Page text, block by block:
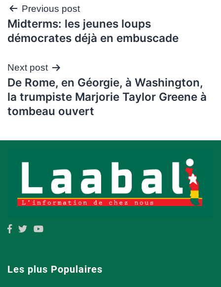
Navigation
de
Previous post
Midterms: les jeunes loups
démocrates déjà en embuscade
Next post
De Rome, en Géorgie, à Washington,
la trumpiste Marjorie Taylor Greene à
tombeau ouvert
Les plus Populaires